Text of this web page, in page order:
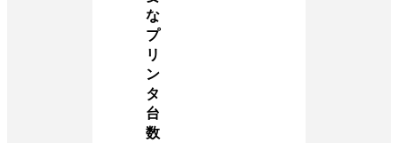
な
プ
リ
ン
タ
台
数